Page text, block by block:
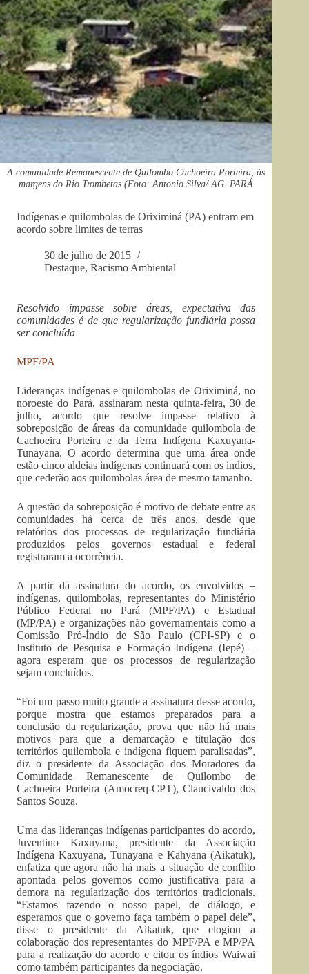
A comunidade Remanescente de Quilombo Cachoeira Porteira, às
margens do Rio Trombetas (Foto: Antonio Silva/ AG. PARÁ
Indígenas e quilombolas de Oriximiná (PA) entram em
acordo sobre limites de terras
30 de julho de 2015
Destaque, Racismo Ambiental
Resolvido impasse sobre áreas, expectativa das
comunidades é de que regularização fundiária possa
ser concluída
MPF/PA
Lideranças indígenas e quilombolas de Oriximiná, no
noroeste do Pará, assinaram nesta quinta-feira, 30 de
julho, acordo que resolve impasse relativo à
sobreposição de áreas da comunidade quilombola de
Cachoeira Porteira e da Terra Indígena Kaxuyana-
Tunayana. O acordo determina que uma área onde
estão cinco aldeias indígenas continuará com os índios,
que cederão aos quilombolas área de mesmo tamanho.
A questão da sobreposição é motivo de debate entre as
comunidades há cerca de três anos, desde que
relatórios dos processos de regularização fundiária
produzidos pelos governos estadual e federal
registraram a ocorrência.
A partir da assinatura do acordo, os envolvidos –
indígenas, quilombolas, representantes do Ministério
Público Federal no Pará (MPF/PA) e Estadual
(MP/PA) e organizações não governamentais como a
Comissão Pró-Índio de São Paulo (CPI-SP) e o
Instituto de Pesquisa e Formação Indígena (Iepé) –
agora esperam que os processos de regularização
sejam concluídos.
“Foi um passo muito grande a assinatura desse acordo,
porque mostra que estamos preparados para a
conclusão da regularização, prova que não há mais
motivos para que a demarcação e titulação dos
territórios quilombola e indígena fiquem paralisadas”,
diz o presidente da Associação dos Moradores da
Comunidade Remanescente de Quilombo de
Cachoeira Porteira (Amocreq-CPT), Claucivaldo dos
Santos Souza.
Uma das lideranças indígenas participantes do acordo,
Juventino Kaxuyana, presidente da Associação
Indígena Kaxuyana, Tunayana e Kahyana (Aikatuk),
enfatiza que agora não há mais a situação de conflito
apontada pelos governos como justificativa para a
demora na regularização dos territórios tradicionais.
“Estamos fazendo o nosso papel, de diálogo, e
esperamos que o governo faça também o papel dele”,
disse o presidente da Aikatuk, que elogiou a
colaboração dos representantes do MPF/PA e MP/PA
para a realização do acordo e citou os índios Waiwai
como também participantes da negociação.